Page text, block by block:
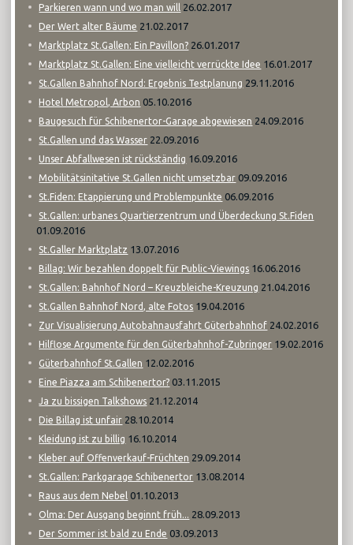
Parkieren wann und wo man will 26.02.2017
Der Wert alter Bäume 21.02.2017
Marktplatz St.Gallen: Ein Pavillon? 26.01.2017
Marktplatz St.Gallen: Eine vielleicht verrückte Idee 16.01.2017
St.Gallen Bahnhof Nord: Ergebnis Testplanung 29.11.2016
Hotel Metropol, Arbon 05.10.2016
Baugesuch für Schibenertor-Garage abgewiesen 24.09.2016
St.Gallen und das Wasser 22.09.2016
Unser Abfallwesen ist rückständig 16.09.2016
Mobilitätsinitative St.Gallen nicht umsetzbar 09.09.2016
St.Fiden: Etappierung und Problempunkte 06.09.2016
St.Gallen: urbanes Quartierzentrum und Überdeckung St.Fiden
01.09.2016
St.Galler Marktplatz 13.07.2016
Billag: Wir bezahlen doppelt für Public-Viewings 16.06.2016
St.Gallen: Bahnhof Nord – Kreuzbleiche-Kreuzung 21.04.2016
St.Gallen Bahnhof Nord, alte Fotos 19.04.2016
Zur Visualisierung Autobahnausfahrt Güterbahnhof 24.02.2016
Hilflose Argumente für den Güterbahnhof-Zubringer 19.02.2016
Güterbahnhof St.Gallen 12.02.2016
Eine Piazza am Schibenertor? 03.11.2015
Ja zu bissigen Talkshows 21.12.2014
Die Billag ist unfair 28.10.2014
Kleidung ist zu billig 16.10.2014
Kleber auf Offenverkauf-Früchten 29.09.2014
St.Gallen: Parkgarage Schibenertor 13.08.2014
Raus aus dem Nebel 01.10.2013
Olma: Der Ausgang beginnt früh... 28.09.2013
Der Sommer ist bald zu Ende 03.09.2013